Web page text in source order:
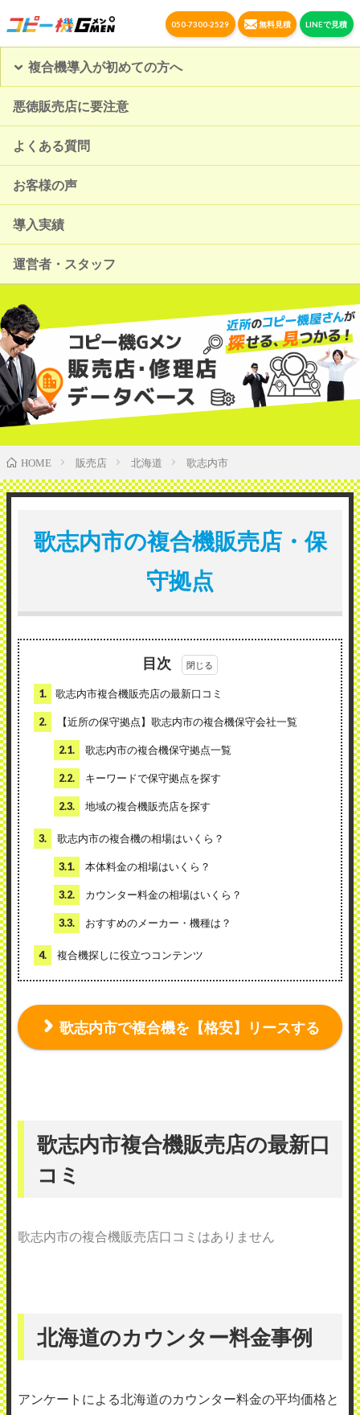
050-7300-2529 無料見積 LINEで見積
複合機導入が初めての方へ
悪徳販売店に要注意
よくある質問
お客様の声
導入実績
運営者・スタッフ
HOME 販売店 北海道 歌志内市
歌志内市の複合機販売店・保
守拠点
目次
1. 歌志内市複合機販売店の最新口コミ
2. 【近所の保守拠点】歌志内市の複合機保守会社一覧
2.1. 歌志内市の複合機保守拠点一覧
2.2. キーワードで保守拠点を探す
2.3. 地域の複合機販売店を探す
3. 歌志内市の複合機の相場はいくら？
3.1. 本体料金の相場はいくら？
3.2. カウンター料金の相場はいくら？
3.3. おすすめのメーカー・機種は？
4. 複合機探しに役立つコンテンツ
歌志内市で複合機を【格安】リースする
歌志内市複合機販売店の最新口
コミ
歌志内市の複合機販売店口コミはありません
北海道のカウンター料金事例
アンケートによる北海道のカウンター料金の平均価格と